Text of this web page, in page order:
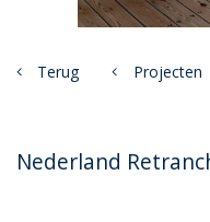
Terug Projecten
Nederland